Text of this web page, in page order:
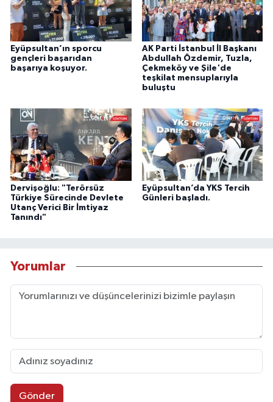
Eyüpsultan’ın sporcu
gençleri başarıdan
başarıya koşuyor.
AK Parti İstanbul İl Başkanı
Abdullah Özdemir, Tuzla,
Çekmeköy ve Şile'de
teşkilat mensuplarıyla
buluştu
Dervişoğlu: "Terörsüz
Türkiye Sürecinde Devlete
Utanç Verici Bir İmtiyaz
Tanındı"
Eyüpsultan’da YKS Tercih
Günleri başladı.
Yorumlar
Gönder